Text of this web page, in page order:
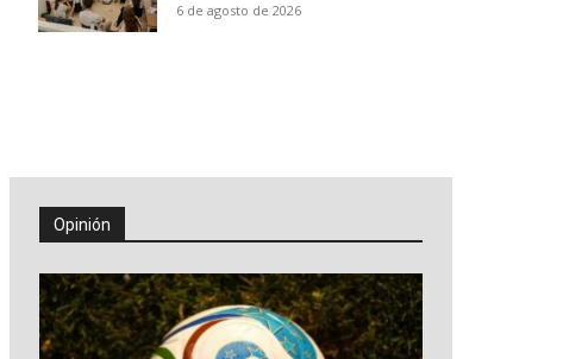
6 de agosto de 2026
Opinión